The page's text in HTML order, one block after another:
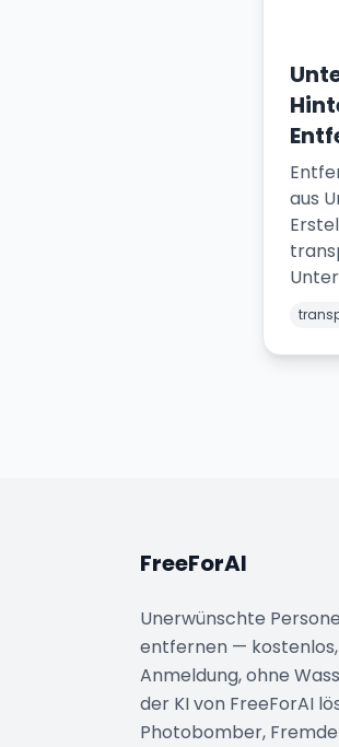
aus
FreeForAI
Unerwünschte
entfernen —
Anmeldung, ohne
der KI von FreeForAI
Photobomber,